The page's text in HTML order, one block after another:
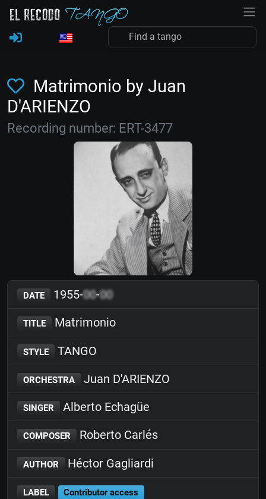
Matrimonio by Juan
D'ARIENZO
Recording number: ERT-3477
DATE 1955-00-00
TITLE Matrimonio
STYLE TANGO
ORCHESTRA Juan D'ARIENZO
SINGER Alberto Echagüe
COMPOSER Roberto Carlés
AUTHOR Héctor Gagliardi
LABEL Contributor access